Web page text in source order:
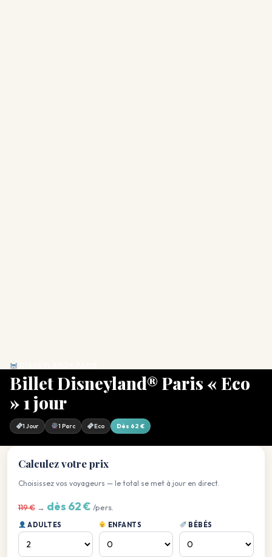
Billet Disneyland® Paris « Eco
» 1 jour
1 Jour 1 Parc Eco Dès 62 €
Calculez votre prix
Choisissez vos voyageurs — le total se met à jour en direct.
119 € → dès 62 € /pers.
ADULTES ENFANTS BÉBÉS